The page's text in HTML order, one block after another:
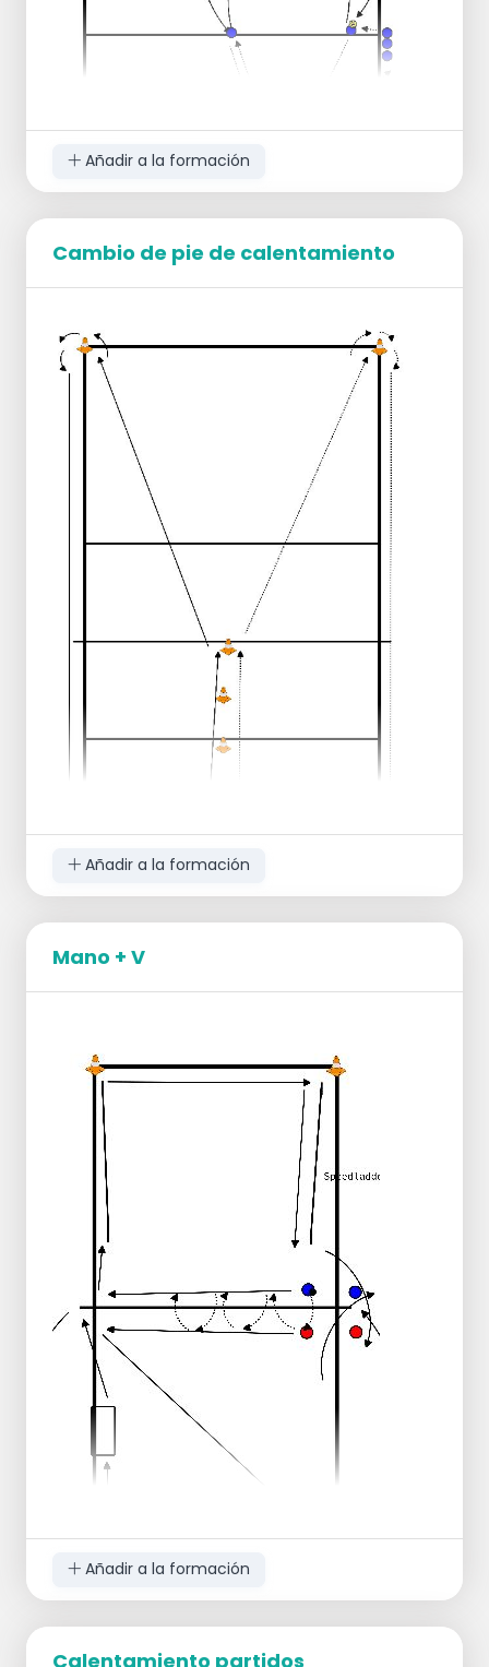
Organización:
la marca de 3 metros
Campo A en 2 y 3 y en el campo B en 3 y 4
Distribuir el resto de jugadores en el lado
Inicio en el campo A en P2 en la línea de 3
metros con 1 balón
Empezar a lanzar en diagonal hacia P3
Después de lanzar, toca su propia línea de
7 metros y conecta con P3
P3 toca a P3 y P3 a P4
Luego pasar a OH o BH
Desplazarse a la línea de fondo si es
Extra: con más jugadores, utilizar también las
otras posiciones de la red
Añadir a la formación
Cambio de pie de calentamiento
Secuencia de juego:
Ejercicios:
Los jugadores hacen los ejercicios por
parejas y no dejan de mirarse.
Movimiento rápido adelante-atrás entre
las macetas: 2 adelante, 1 atrás.
Movimiento lateral izquierda-derecha: 2
hacia delante, 1 hacia atrás.
Los jugadores se suceden rápidamente:
slalom desplazamiento lateral
slalom alrededor alternando izquierda y
derecha
Levantamiento de rodilla pierna izquierda
sobre ollas / pierna derecha
Salto de empuje con ambos pies juntos
sobre macetas con salto intermedio
Salto con ambos pies juntos sobre
macetas sin salto intermedio
Añadir a la formación
Mano + V
Los jugadores comienzan uno frente al otro
Añadir a la formación
Calentamiento partidos